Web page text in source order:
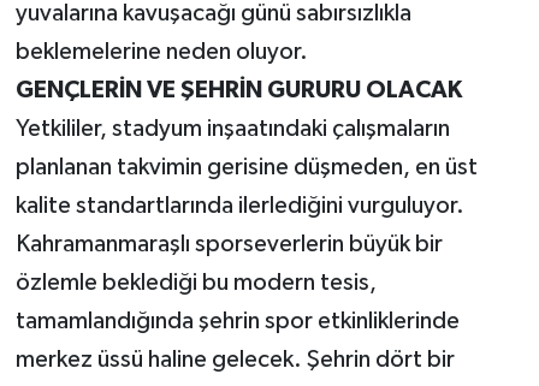
yuvalarına kavuşacağı günü sabırsızlıkla
beklemelerine neden oluyor.
GENÇLERİN VE ŞEHRİN GURURU OLACAK
Yetkililer, stadyum inşaatındaki çalışmaların
planlanan takvimin gerisine düşmeden, en üst
kalite standartlarında ilerlediğini vurguluyor.
Kahramanmaraşlı sporseverlerin büyük bir
özlemle beklediği bu modern tesis,
tamamlandığında şehrin spor etkinliklerinde
merkez üssü haline gelecek. Şehrin dört bir